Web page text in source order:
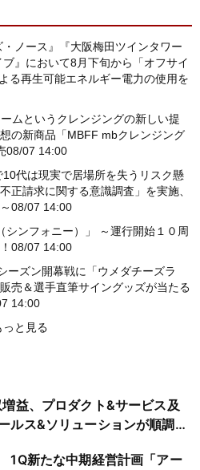
・ノース』『大阪梅田ツインタワー
』において8月下旬から「オフサイ
る再生可能エネルギー電力の使用を
ムというクレンジングの新しい提
の新商品「MBFF mbクレンジング
08/07 14:00
代は現実で居場所を失うリスク懸
正請求に関する意識調査」を実施、
08/07 14:00
シンフォニー）」 ～運行開始１０周
08/07 14:00
ーズン開幕戦に「ウメダチーズラ
売＆選手直筆サイングッズが当たる
14:00
と見る
益、プロダクト&サービス及
ルス&ソリューションが順調に
新たな中期経営計画「アー